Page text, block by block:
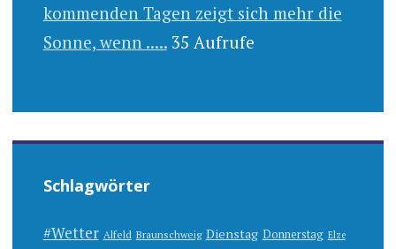
kommenden Tagen zeigt sich mehr die
Sonne, wenn ..... 35 Aufrufe
Schlagwörter
#Wetter Alfeld Braunschweig Dienstag Donnerstag Elze